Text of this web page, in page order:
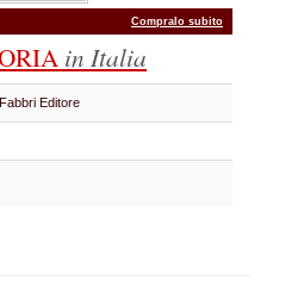
Compralo subito
in Italia
Editore